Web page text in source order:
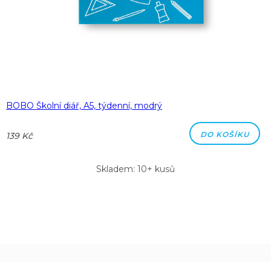
BOBO Školní diář, A5, týdenní, modrý
139 Kč DO KOŠÍKU
Skladem: 10+ kusů